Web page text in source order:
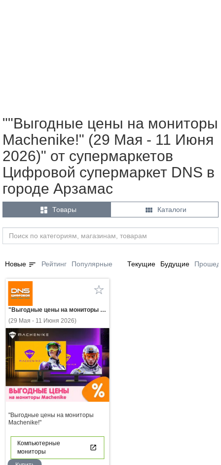
""Выгодные цены на мониторы
Machenike!" (29 Мая - 11 Июня
2026)" от супермаркетов
Цифровой супермаркет DNS в
городе Арзамас
 Товары  Каталоги
Новые sort Рейтинг Популярные Текущие Будущие
"Выгодные цены на мониторы Machenike!"
(29 Мая - 11 Июня 2026)
"Выгодные цены на мониторы
Machenike!"
Компьютерные
мониторы